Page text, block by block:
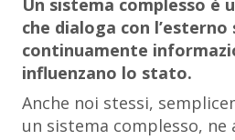
Un sistema complesso è
che dialoga con l’esterno
continuamente
influenzano lo stato.
Anche noi stessi,
un sistema complesso,